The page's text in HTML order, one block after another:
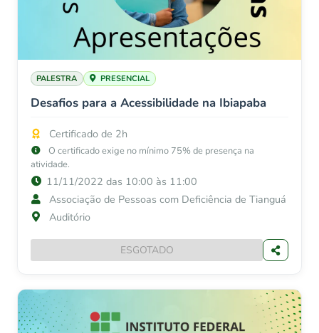
PALESTRA PRESENCIAL
Desafios para a Acessibilidade na Ibiapaba
Certificado de 2h
O certificado exige no mínimo 75% de presença na
atividade.
11/11/2022 das 10:00 às 11:00
Associação de Pessoas com Deficiência de Tianguá
Auditório
ESGOTADO